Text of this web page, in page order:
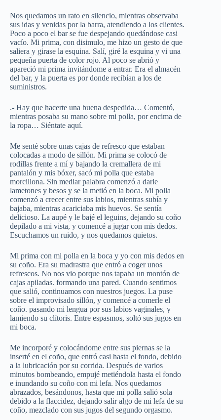
Nos quedamos un rato en silencio, mientras observaba
sus idas y venidas por la barra, atendiendo a los clientes.
Poco a poco el bar se fue despejando quedándose casi
vacío. Mi prima, con disimulo, me hizo un gesto de que
saliera y girase la esquina. Salí, giré la esquina y vi una
pequeña puerta de color rojo. Al poco se abrió y
apareció mi prima invitándome a entrar. Era el almacén
del bar, y la puerta es por donde recibían a los de
suministros.
.- Hay que hacerte una buena despedida… Comentó,
mientras posaba su mano sobre mi polla, por encima de
la ropa… Siéntate aquí.
Me senté sobre unas cajas de refresco que estaban
colocadas a modo de sillón. Mi prima se colocó de
rodillas frente a mí y bajando la cremallera de mi
pantalón y mis bóxer, sacó mi polla que estaba
morcillona. Sin mediar palabra comenzó a darle
lametones y besos y se la metió en la boca. Mi polla
comenzó a crecer entre sus labios, mientras subía y
bajaba, mientras acariciaba mis huevos. Se sentía
delicioso. La aupé y le bajé el leguins, dejando su coño
depilado a mi vista, y comencé a jugar con mis dedos.
Escuchamos un ruido, y nos quedamos quietos.
Mi prima con mi polla en la boca y yo con mis dedos en
su coño. Era su madrastra que entró a coger unos
refrescos. No nos vio porque nos tapaba un montón de
cajas apiladas. formando una pared. Cuando sentimos
que salió, continuamos con nuestros juegos. La puse
sobre el improvisado sillón, y comencé a comerle el
coño. pasando mi lengua por sus labios vaginales, y
lamiendo su clítoris. Entre espasmos, soltó sus jugos en
mi boca.
Me incorporé y colocándome entre sus piernas se la
inserté en el coño, que entró casi hasta el fondo, debido
a la lubricación por su corrida. Después de varios
minutos bombeando, empujé metiéndola hasta el fondo
e inundando su coño con mi lefa. Nos quedamos
abrazados, besándonos, hasta que mi polla salió sola
debido a la flaccidez, dejando salir algo de mi lefa de su
coño, mezclado con sus jugos del segundo orgasmo.